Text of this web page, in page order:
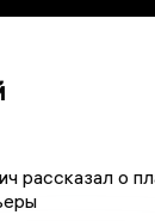
рассказал о